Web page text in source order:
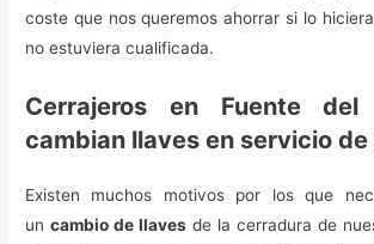
coste que nos queremos ahorrar si lo
no estuviera cualificada.
Cerrajeros en Fuente
cambian llaves en servicio
Existen muchos motivos por los que
uncambio de llaves de la cerradura de